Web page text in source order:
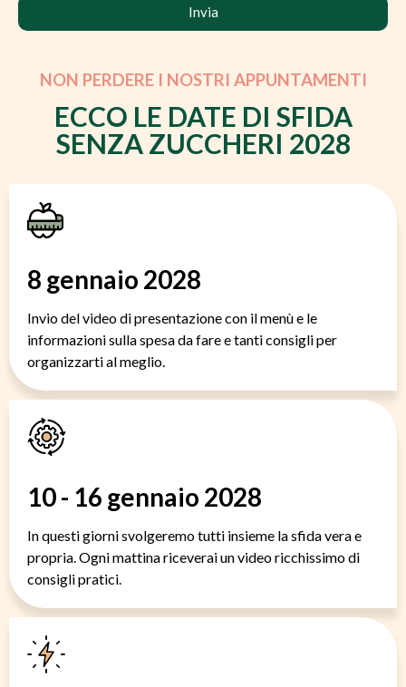
Invia
NON PERDERE I NOSTRI APPUNTAMENTI
ECCO LE DATE DI SFIDA
SENZA ZUCCHERI 2028
8 gennaio 2028
Invio del video di presentazione con il menù e le
informazioni sulla spesa da fare e tanti consigli per
organizzarti al meglio.
10 - 16 gennaio 2028
In questi giorni svolgeremo tutti insieme la sfida vera e
propria. Ogni mattina riceverai un video ricchissimo di
consigli pratici.